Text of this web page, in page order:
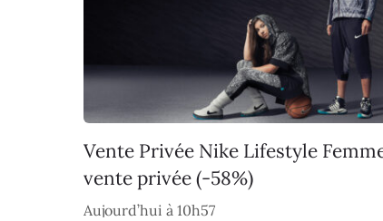
Vente Privée Nike Lifestyle
vente privée (-58%)
Aujourd’hui à 10h57